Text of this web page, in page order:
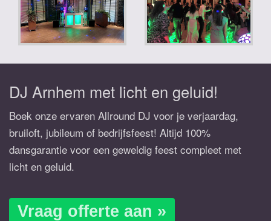
DJ Arnhem met licht en geluid!
Boek onze ervaren Allround DJ voor je verjaardag,
bruiloft, jubileum of bedrijfsfeest! Altijd 100%
dansgarantie voor een geweldig feest compleet met
licht en geluid.
Vraag offerte aan »